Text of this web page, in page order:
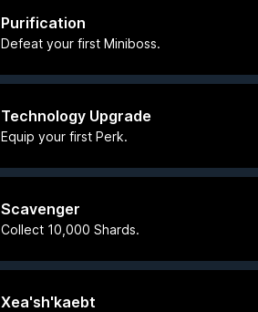
Purification
Defeat your first Miniboss.
Technology Upgrade
Equip your first Perk.
Scavenger
Collect 10,000 Shards.
Xea'sh'kaebt